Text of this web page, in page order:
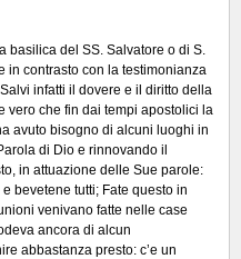
basilica del SS. Salvatore o di S.
in contrasto con la testimonianza
infatti il dovere e il diritto della
vero che fin dai tempi apostolici la
avuto bisogno di alcuni luoghi in
di Dio e rinnovando il
in attuazione delle Sue parole:
bevetene tutti; Fate questo in
venivano fatte nelle case
ancora di alcun
abbastanza presto: c’e un